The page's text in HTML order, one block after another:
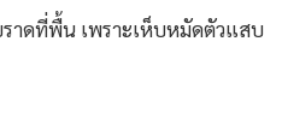
ราดที่พื้น เพราะเห็บหมัดตัวแสบ